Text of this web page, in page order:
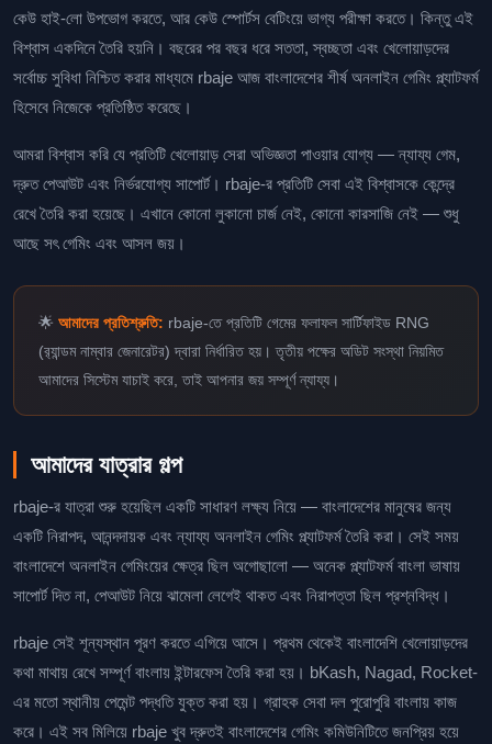
কেউ হাই-লো উপভোগ করতে, আর কেউ স্পোর্টস বেটিংয়ে ভাগ্য পরীক্ষা করতে। কিন্তু এই
বিশ্বাস একদিনে তৈরি হয়নি। বছরের পর বছর ধরে সততা, স্বচ্ছতা এবং খেলোয়াড়দের
সর্বোচ্চ সুবিধা নিশ্চিত করার মাধ্যমে rbaje আজ বাংলাদেশের শীর্ষ অনলাইন গেমিং প্ল্যাটফর্ম
হিসেবে নিজেকে প্রতিষ্ঠিত করেছে।
আমরা বিশ্বাস করি যে প্রতিটি খেলোয়াড় সেরা অভিজ্ঞতা পাওয়ার যোগ্য — ন্যায্য গেম,
দ্রুত পেআউট এবং নির্ভরযোগ্য সাপোর্ট। rbaje-র প্রতিটি সেবা এই বিশ্বাসকে কেন্দ্রে
রেখে তৈরি করা হয়েছে। এখানে কোনো লুকানো চার্জ নেই, কোনো কারসাজি নেই — শুধু
আছে সৎ গেমিং এবং আসল জয়।
🌟আমাদের প্রতিশ্রুতি: rbaje-তে প্রতিটি গেমের ফলাফল সার্টিফাইড RNG
(র‍্যান্ডম নাম্বার জেনারেটর) দ্বারা নির্ধারিত হয়। তৃতীয় পক্ষের অডিট সংস্থা নিয়মিত
আমাদের সিস্টেম যাচাই করে, তাই আপনার জয় সম্পূর্ণ ন্যায্য।
আমাদের যাত্রার গল্প
rbaje-র যাত্রা শুরু হয়েছিল একটি সাধারণ লক্ষ্য নিয়ে — বাংলাদেশের মানুষের জন্য
একটি নিরাপদ, আনন্দদায়ক এবং ন্যায্য অনলাইন গেমিং প্ল্যাটফর্ম তৈরি করা। সেই সময়
বাংলাদেশে অনলাইন গেমিংয়ের ক্ষেত্র ছিল অগোছালো — অনেক প্ল্যাটফর্ম বাংলা ভাষায়
সাপোর্ট দিত না, পেআউট নিয়ে ঝামেলা লেগেই থাকত এবং নিরাপত্তা ছিল প্রশ্নবিদ্ধ।
rbaje সেই শূন্যস্থান পূরণ করতে এগিয়ে আসে। প্রথম থেকেই বাংলাদেশি খেলোয়াড়দের
কথা মাথায় রেখে সম্পূর্ণ বাংলায় ইন্টারফেস তৈরি করা হয়। bKash, Nagad, Rocket-
এর মতো স্থানীয় পেমেন্ট পদ্ধতি যুক্ত করা হয়। গ্রাহক সেবা দল পুরোপুরি বাংলায় কাজ
করে। এই সব মিলিয়ে rbaje খুব দ্রুতই বাংলাদেশের গেমিং কমিউনিটিতে জনপ্রিয় হয়ে